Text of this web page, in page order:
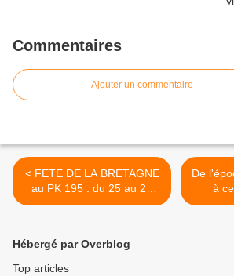
Commentaires
Ajouter un commentaire
< FETE DE LA BRETAGNE
au PK 195 : du 25 au 28
mai 2012, exposition sur
De
à
Hébergé par Overblog
Top articles